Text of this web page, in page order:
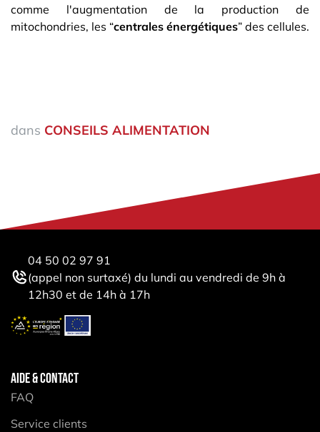
comme l'augmentation de la production de
mitochondries, les “centrales énergétiques” des cellules.
dans CONSEILS ALIMENTATION
04 50 02 97 91
(appel non surtaxé) du lundi au vendredi de 9h à
12h30 et de 14h à 17h
AIDE & CONTACT
FAQ
Service clients